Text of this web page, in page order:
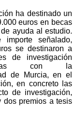
ha destinado un
euros en becas
ayuda al estudio.
señalado,
se destinaron a
de investigación
con la
de Murcia, en el
en concreto las
de investigación,
dos premios a tesis